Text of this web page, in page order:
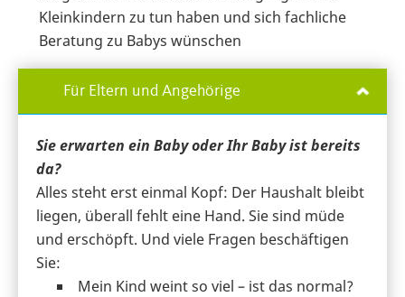
Kleinkindern zu tun haben und sich fachliche
Beratung zu Babys wünschen
Für Eltern und Angehörige
Sie erwarten ein Baby oder Ihr Baby ist bereits
da?
Alles steht erst einmal Kopf: Der Haushalt bleibt
liegen, überall fehlt eine Hand. Sie sind müde
und erschöpft. Und viele Fragen beschäftigen
Sie:
Mein Kind weint so viel – ist das normal?